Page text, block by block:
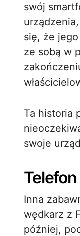
swój
się, że
ze sobą w
Ta historia
swoje
Inna
wędkarz z
później,